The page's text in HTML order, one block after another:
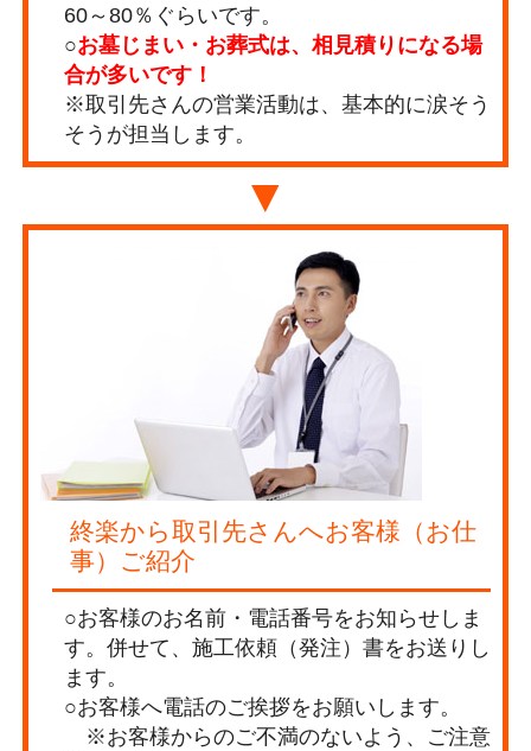
60～80％ぐらいです。
○お墓じまい・お葬式は、相見積りになる場
合が多いです！
※取引先さんの営業活動は、基本的に涙そう
そうが担当します。
▼
終楽から取引先さんへお客様（お仕
事）ご紹介
○お客様のお名前・電話番号をお知らせしま
す。併せて、施工依頼（発注）書をお送りし
ます。
○お客様へ電話のご挨拶をお願いします。
※お客様からのご不満のないよう、ご注意